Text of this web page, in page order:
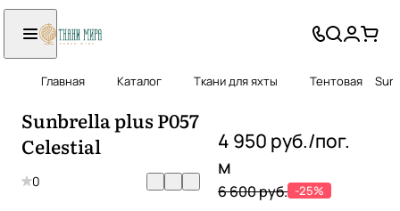
Главная Каталог Ткани для яхты Тентовая
Sunbrella plus P057
Celestial
0
4 950 руб./пог.
м
6 600 руб. -25%